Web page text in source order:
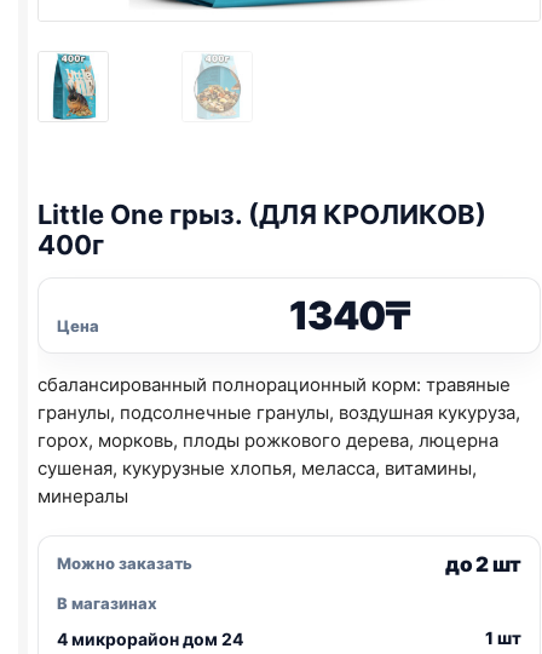
Little One грыз. (ДЛЯ КРОЛИКОВ)
400г
Цена 1340₸
сбалансированный полнорационный корм: травяные
гранулы, подсолнечные гранулы, воздушная кукуруза,
горох, морковь, плоды рожкового дерева, люцерна
сушеная, кукурузные хлопья, меласса, витамины,
минералы
Можно заказать до 2 шт
В магазинах
4 микрорайон дом 24 1 шт